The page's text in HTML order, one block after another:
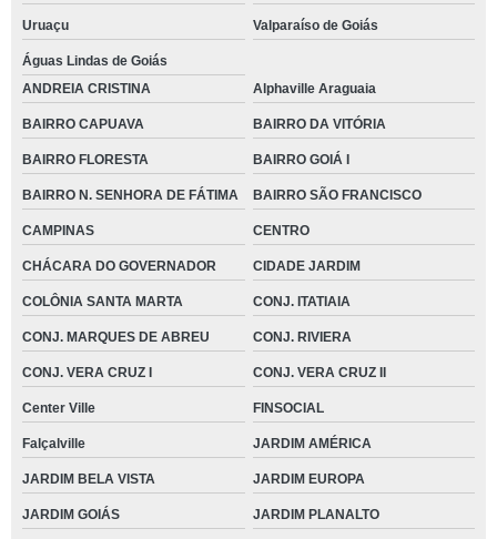
Uruaçu Valparaíso de Goiás
Águas Lindas de Goiás
ANDREIA CRISTINA
Alphaville Araguaia
BAIRRO CAPUAVA BAIRRO DA VITÓRIA
BAIRRO FLORESTA BAIRRO GOIÁ I
BAIRRO N. SENHORA DE FÁTIMA BAIRRO SÃO FRANCISCO
CAMPINAS CENTRO
CHÁCARA DO GOVERNADOR CIDADE JARDIM
COLÔNIA SANTA MARTA CONJ. ITATIAIA
CONJ. MARQUES DE ABREU CONJ. RIVIERA
CONJ. VERA CRUZ I CONJ. VERA CRUZ II
Center Ville FINSOCIAL
Falçalville JARDIM AMÉRICA
JARDIM BELA VISTA JARDIM EUROPA
JARDIM GOIÁS JARDIM PLANALTO